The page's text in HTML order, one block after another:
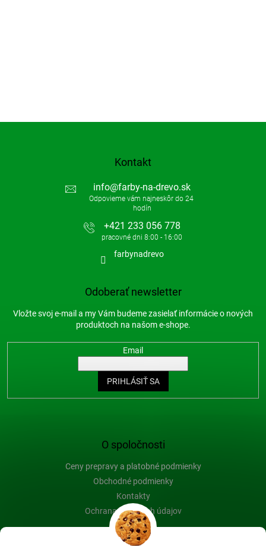
O spoločnosti
Ceny prepravy a platobné podmienky
Obchodné podmienky
Kontakty
Ochrana osobných údajov
Blog
Kontakt
info@farby-na-drevo.sk
+421 233 056 778
farbynadrevo
Odoberať newsletter
Vložte svoj e-mail a my Vám budeme zasielať informácie o nových
produktoch na našom e-shope.
Email
PRIHLÁSIŤ SA